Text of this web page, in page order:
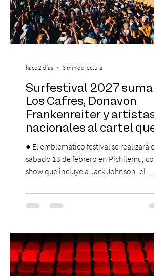
Surfestival 2027 suma a
Los Cafres, Donavon
Frankenreiter y artistas
nacionales al cartel que
encabeza Jack Johnson
● El emblemático festival se realizará el
sábado 13 de febrero en Pichilemu, con un
show que incluye a Jack Johnson, el
El lunes 10 de agosto comienza la
Preventa Exclusiva Santander con 30%
stock). Posterior a esta preventa exclusiva
se da inicio a la segunda etapa con una
preventa con 20% descuento para los
clientes del mismo banco y 20% para las
hace 2 días 3 min de lectura